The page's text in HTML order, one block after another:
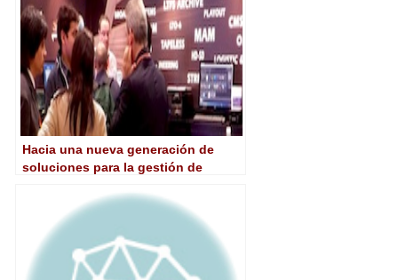
Hacia una nueva generación de
soluciones para la gestión de